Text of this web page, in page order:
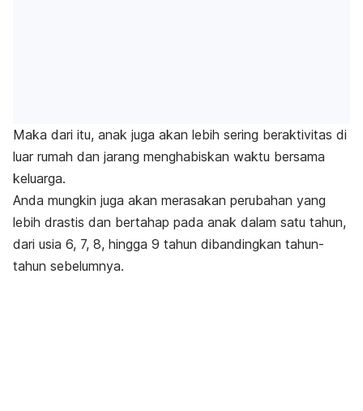
Maka dari itu, anak juga akan lebih sering beraktivitas di
luar rumah dan jarang menghabiskan waktu bersama
keluarga.
Anda mungkin juga akan merasakan perubahan yang
lebih drastis dan bertahap pada anak dalam satu tahun,
dari usia 6, 7, 8, hingga 9 tahun dibandingkan tahun-
tahun sebelumnya.